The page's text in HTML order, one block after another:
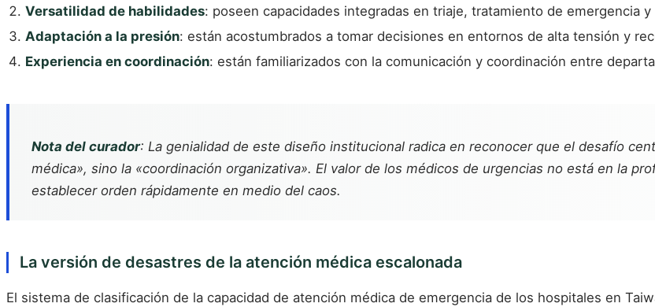
Versatilidad de habilidades: poseen capacidades integradas en triaje, tratamiento de emergencia
Adaptación a la presión: están acostumbrados a tomar decisiones en entornos de alta tensión y
Experiencia en coordinación: están familiarizados con la comunicación y coordinación entre
Nota del curador: La genialidad de este diseño institucional radica en reconocer que el desafío
médica», sino la «coordinación organizativa». El valor de los médicos de urgencias no está en la
establecer orden rápidamente en medio del caos.
La versión de desastres de la atención médica escalonada
El sistema de clasificación de la capacidad de atención médica de emergencia de los hospitales en